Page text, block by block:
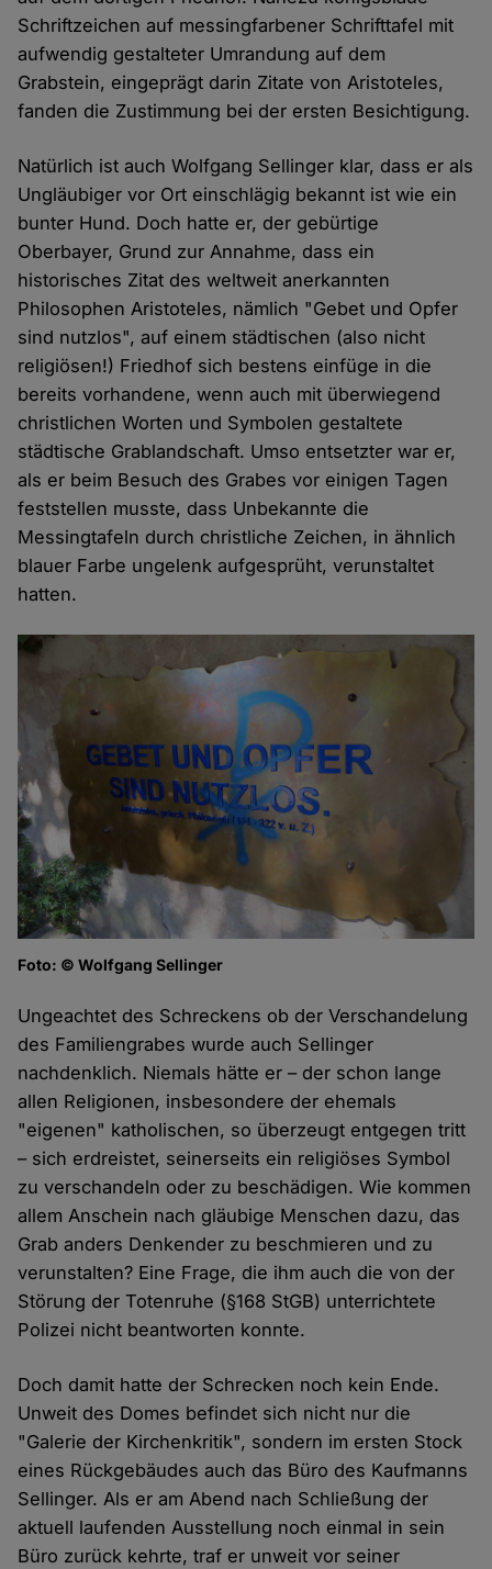
Schriftzeichen auf messingfarbener Schrifttafel mit
aufwendig gestalteter Umrandung auf dem
Grabstein, eingeprägt darin Zitate von Aristoteles,
fanden die Zustimmung bei der ersten Besichtigung.
Natürlich ist auch Wolfgang Sellinger klar, dass er als
Ungläubiger vor Ort einschlägig bekannt ist wie ein
bunter Hund. Doch hatte er, der gebürtige
Oberbayer, Grund zur Annahme, dass ein
historisches Zitat des weltweit anerkannten
Philosophen Aristoteles, nämlich "Gebet und Opfer
sind nutzlos", auf einem städtischen (also nicht
religiösen!) Friedhof sich bestens einfüge in die
bereits vorhandene, wenn auch mit überwiegend
christlichen Worten und Symbolen gestaltete
städtische Grablandschaft. Umso entsetzter war er,
als er beim Besuch des Grabes vor einigen Tagen
feststellen musste, dass Unbekannte die
Messingtafeln durch christliche Zeichen, in ähnlich
blauer Farbe ungelenk aufgesprüht, verunstaltet
hatten.
Foto: © Wolfgang Sellinger
Ungeachtet des Schreckens ob der Verschandelung
des Familiengrabes wurde auch Sellinger
nachdenklich. Niemals hätte er – der schon lange
allen Religionen, insbesondere der ehemals
"eigenen" katholischen, so überzeugt entgegen tritt
– sich erdreistet, seinerseits ein religiöses Symbol
zu verschandeln oder zu beschädigen. Wie kommen
allem Anschein nach gläubige Menschen dazu, das
Grab anders Denkender zu beschmieren und zu
verunstalten? Eine Frage, die ihm auch die von der
Störung der Totenruhe (§168 StGB) unterrichtete
Polizei nicht beantworten konnte.
Doch damit hatte der Schrecken noch kein Ende.
Unweit des Domes befindet sich nicht nur die
"Galerie der Kirchenkritik", sondern im ersten Stock
eines Rückgebäudes auch das Büro des Kaufmanns
Sellinger. Als er am Abend nach Schließung der
aktuell laufenden Ausstellung noch einmal in sein
Büro zurück kehrte, traf er unweit vor seiner